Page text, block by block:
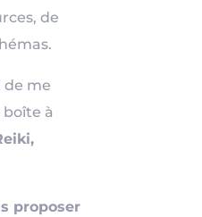
de
de me
à
proposer